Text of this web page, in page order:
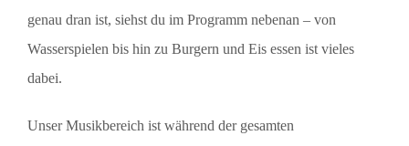
genau dran ist, siehst du im Programm nebenan – von
Wasserspielen bis hin zu Burgern und Eis essen ist vieles
dabei.
Unser Musikbereich ist während der gesamten